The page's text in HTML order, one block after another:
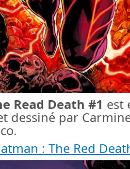
Read Death #1 est
dessiné par
: The Red